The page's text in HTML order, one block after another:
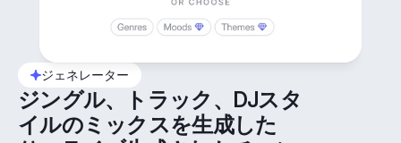
ジェネレーター
ジングル、トラック、DJスタ
イルのミックスを生成した